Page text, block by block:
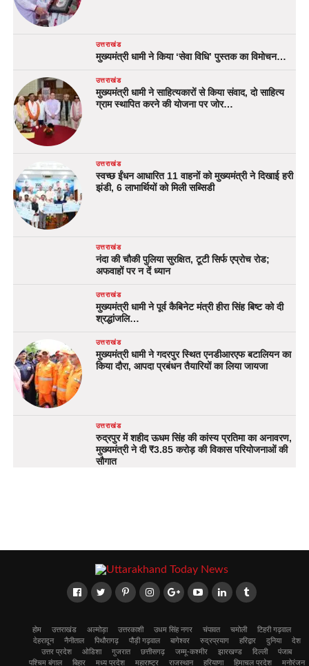
उत्तराखंड
मुख्यमंत्री धामी ने किया ‘सेवा विधि’ पुस्तक का विमोचन…
उत्तराखंड
मुख्यमंत्री धामी ने साहित्यकारों से किया संवाद, दो साहित्य
ग्राम स्थापित करने की योजना पर जोर…
उत्तराखंड
स्वच्छ ईंधन आधारित 11 वाहनों को मुख्यमंत्री ने दिखाई हरी
झंडी, 6 लाभार्थियों को मिली सब्सिडी
उत्तराखंड
नंदा की चौकी पुलिया सुरक्षित, टूटी सिर्फ एप्रोच रोड;
अफवाहों पर न दें ध्यान
उत्तराखंड
मुख्यमंत्री धामी ने पूर्व कैबिनेट मंत्री हीरा सिंह बिष्ट को दी
श्रद्धांजलि…
उत्तराखंड
मुख्यमंत्री धामी ने गदरपुर स्थित एनडीआरएफ बटालियन का
किया दौरा, आपदा प्रबंधन तैयारियों का लिया जायजा
उत्तराखंड
रुद्रपुर में शहीद ऊधम सिंह की कांस्य प्रतिमा का अनावरण,
मुख्यमंत्री ने दी ₹3.85 करोड़ की विकास परियोजनाओं की
सौगात
होम उत्तराखंड अल्मोड़ा उत्तरकाशी उधम सिंह नगर चंपावत चमोली
टिहरी गढ़वाल
देहरादून
नैनीताल पिथौरागढ़ पौड़ी गढ़वाल बागेश्वर रुद्रप्रयाग हरिद्वार दुनिया
देश
उत्तर प्रदेश
ओडिशा गुजरात छत्तीसगढ़ जम्मू-कश्मीर झारखण्ड दिल्ली
पंजाब
पश्चिम बंगाल
बिहार मध्य प्रदेश महाराष्ट्र राजस्थान हरियाणा हिमाचल प्रदेश मनोरंजन